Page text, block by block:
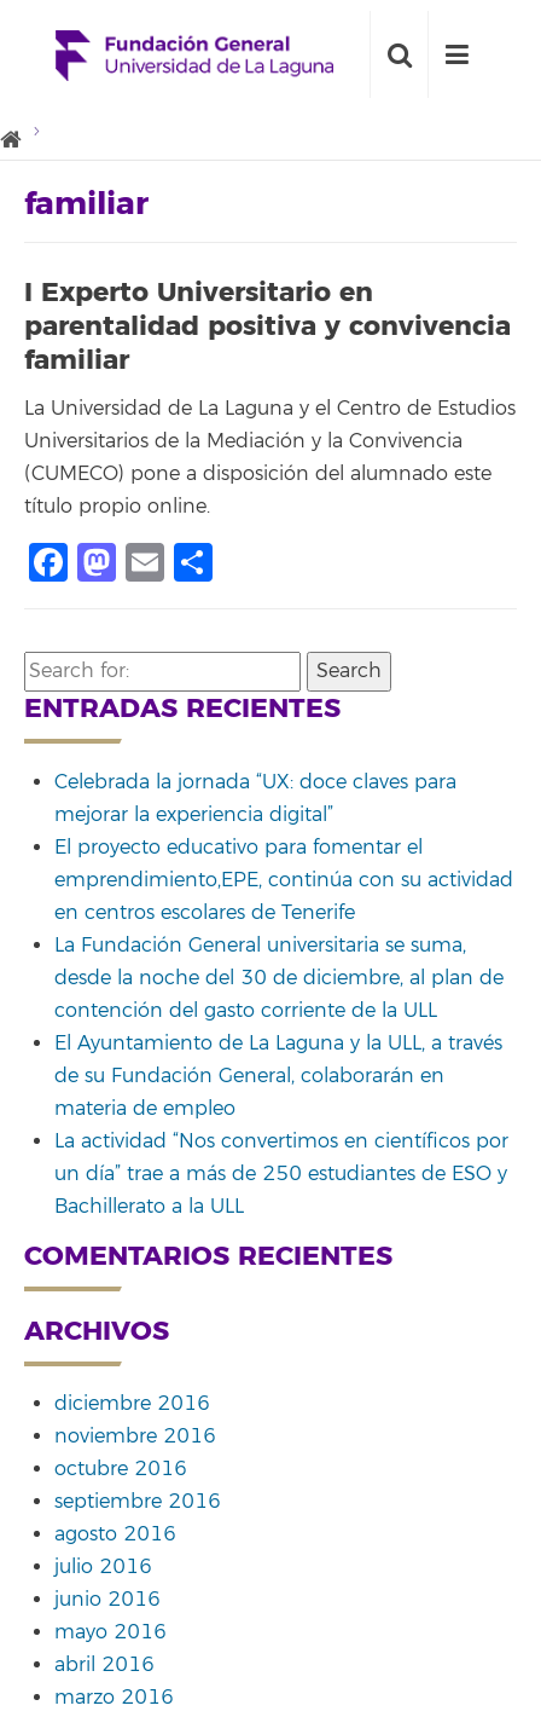
familiar
I Experto Universitario en
parentalidad positiva y convivencia
familiar
La Universidad de La Laguna y el Centro de Estudios
Universitarios de la Mediación y la Convivencia
(CUMECO) pone a disposición del alumnado este
título propio online.
Facebook
Mastodon
Email
Search
for:
ENTRADAS RECIENTES
Celebrada la jornada “UX: doce claves para
mejorar la experiencia digital”
El proyecto educativo para fomentar el
emprendimiento,EPE, continúa con su actividad
en centros escolares de Tenerife
La Fundación General universitaria se suma,
desde la noche del 30 de diciembre, al plan de
contención del gasto corriente de la ULL
El Ayuntamiento de La Laguna y la ULL, a través
de su Fundación General, colaborarán en
materia de empleo
La actividad “Nos convertimos en científicos por
un día” trae a más de 250 estudiantes de ESO y
Bachillerato a la ULL
COMENTARIOS RECIENTES
ARCHIVOS
diciembre 2016
noviembre 2016
octubre 2016
septiembre 2016
agosto 2016
julio 2016
junio 2016
mayo 2016
abril 2016
marzo 2016